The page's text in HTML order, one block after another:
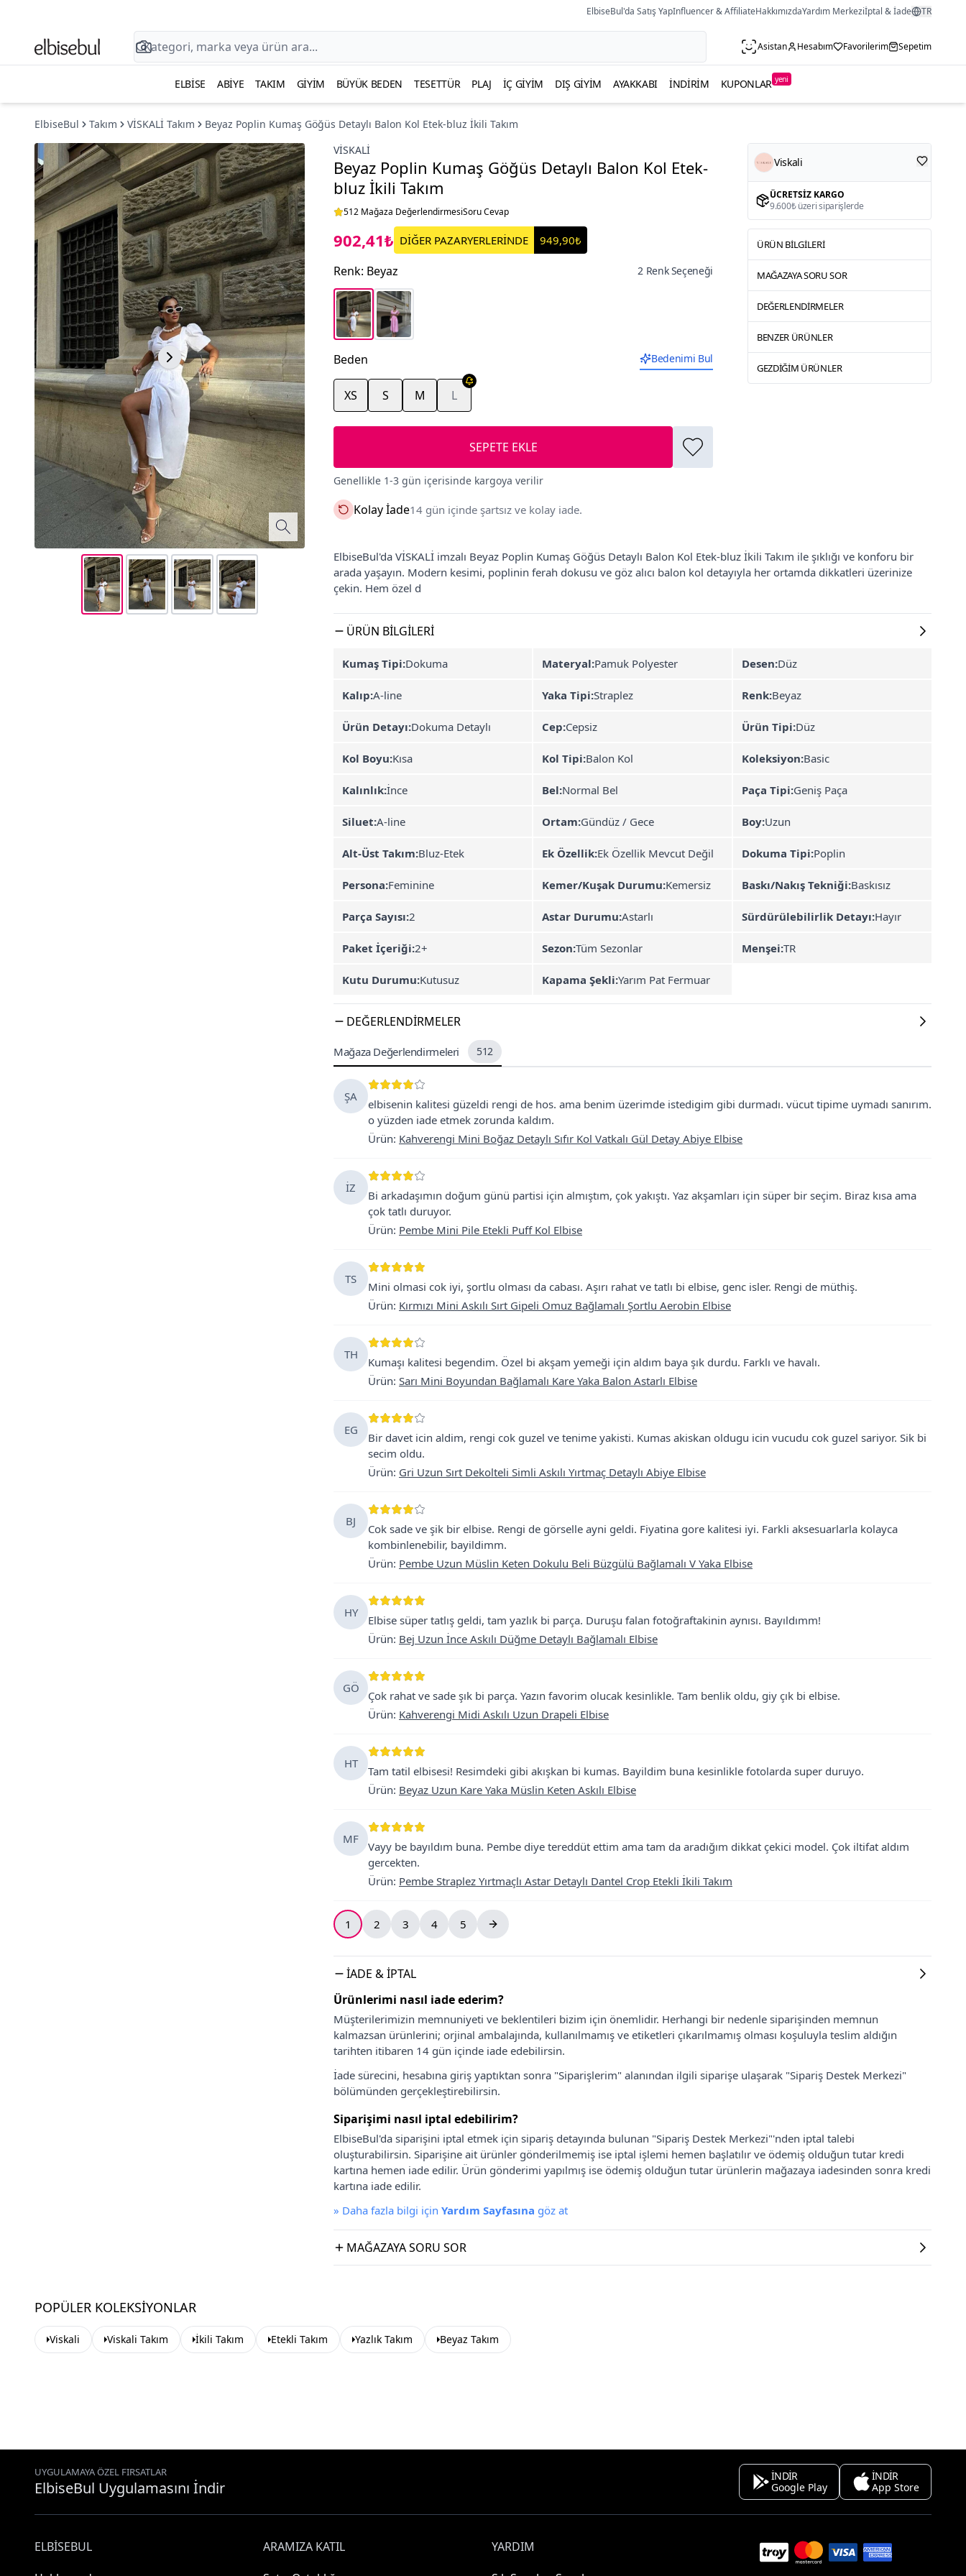
ElbiseBul'da Satış YapInfluencer & AffiliateHakkımızdaYardım Merkeziİptal & İade TR
Asistan Hesabım Favorilerim Sepetim
ELBISE ABIYE TAKIM GIYIM BÜYÜK BEDEN TESETTÜR PLAJ İÇ GIYIM DIŞ GIYIM AYAKKABI İNDIRIM KUPONLAR yeni
ElbiseBul Takım VİSKALİ Takım
Beyaz Poplin Kumaş Göğüs Detaylı Balon Kol Etek-bluz İkili Takım
VİSKALİ
Beyaz Poplin Kumaş Göğüs Detaylı Balon Kol Etek-
bluz İkili Takım
512 Mağaza DeğerlendirmesiSoru Cevap
902,41₺ DİĞER PAZARYERLERİNDE 949,90₺
Renk: Beyaz 2 Renk Seçeneği
Beden Bedenimi Bul
XS S M L
SEPETE EKLE
Genellikle 1-3 gün içerisinde kargoya verilir
Kolay İade14 gün içinde şartsız ve kolay iade.
Viskali
ÜCRETSIZ KARGO
9.600₺ üzeri siparişlerde
ÜRÜN BILGILERI
MAĞAZAYA SORU SOR
DEĞERLENDIRMELER
BENZER ÜRÜNLER
GEZDIĞIM ÜRÜNLER
ElbiseBul'da VİSKALİ imzalı Beyaz Poplin Kumaş Göğüs Detaylı Balon Kol Etek-bluz İkili Takım ile şıklığı ve konforu bir
arada yaşayın. Modern kesimi, poplinin ferah dokusu ve göz alıcı balon kol detayıyla her ortamda dikkatleri üzerinize
çekin. Hem özel d
ÜRÜN BILGILERI
Kumaş Tipi:Dokuma Materyal:Pamuk Polyester Desen:Düz
Kalıp:A-line Yaka Tipi:Straplez Renk:Beyaz
Ürün Detayı:Dokuma Detaylı Cep:Cepsiz Ürün Tipi:Düz
Kol Boyu:Kısa Kol Tipi:Balon Kol Koleksiyon:Basic
Kalınlık:İnce Bel:Normal Bel Paça Tipi:Geniş Paça
Siluet:A-line Ortam:Gündüz / Gece Boy:Uzun
Alt-Üst Takım:Bluz-Etek Ek Özellik:Ek Özellik Mevcut Değil Dokuma Tipi:Poplin
Persona:Feminine Kemer/Kuşak Durumu:Kemersiz Baskı/Nakış Tekniği:Baskısız
Parça Sayısı:2 Astar Durumu:Astarlı Sürdürülebilirlik Detayı:Hayır
Paket İçeriği:2+ Sezon:Tüm Sezonlar Menşei:TR
Kutu Durumu:Kutusuz Kapama Şekli:Yarım Pat Fermuar
DEĞERLENDIRMELER
Mağaza Değerlendirmeleri 512
ŞA
elbisenin kalitesi güzeldi rengi de hos. ama benim üzerimde istedigim gibi durmadı. vücut tipime uymadı sanırım.
o yüzden iade etmek zorunda kaldım.
Ürün: Kahverengi Mini Boğaz Detaylı Sıfır Kol Vatkalı Gül Detay Abiye Elbise
İZ
Bi arkadaşımın doğum günü partisi için almıştım, çok yakıştı. Yaz akşamları için süper bir seçim. Biraz kısa ama
çok tatlı duruyor.
Ürün: Pembe Mini Pile Etekli Puff Kol Elbise
TS
Mini olmasi cok iyi, şortlu olması da cabası. Aşırı rahat ve tatlı bi elbise, genc isler. Rengi de müthiş.
Ürün: Kırmızı Mini Askılı Sırt Gipeli Omuz Bağlamalı Şortlu Aerobin Elbise
TH
Kumaşı kalitesi begendim. Özel bi akşam yemeği için aldım baya şık durdu. Farklı ve havalı.
Ürün: Sarı Mini Boyundan Bağlamalı Kare Yaka Balon Astarlı Elbise
EG
Bir davet icin aldim, rengi cok guzel ve tenime yakisti. Kumas akiskan oldugu icin vucudu cok guzel sariyor. Sik bi
secim oldu.
Ürün: Gri Uzun Sırt Dekolteli Simli Askılı Yırtmaç Detaylı Abiye Elbise
BJ
Cok sade ve şik bir elbise. Rengi de görselle ayni geldi. Fiyatina gore kalitesi iyi. Farkli aksesuarlarla kolayca
kombinlenebilir, bayildimm.
Ürün: Pembe Uzun Müslin Keten Dokulu Beli Büzgülü Bağlamalı V Yaka Elbise
HY
Elbise süper tatlış geldi, tam yazlık bi parça. Duruşu falan fotoğraftakinin aynısı. Bayıldımm!
Ürün: Bej Uzun İnce Askılı Düğme Detaylı Bağlamalı Elbise
GÖ
Çok rahat ve sade şık bi parça. Yazın favorim olucak kesinlikle. Tam benlik oldu, giy çık bi elbise.
Ürün: Kahverengi Midi Askılı Uzun Drapeli Elbise
HT
Tam tatil elbisesi! Resimdeki gibi akışkan bi kumas. Bayildim buna kesinlikle fotolarda super duruyo.
Ürün: Beyaz Uzun Kare Yaka Müslin Keten Askılı Elbise
MF
Vayy be bayıldım buna. Pembe diye tereddüt ettim ama tam da aradığım dikkat çekici model. Çok iltifat aldım
gercekten.
Ürün: Pembe Straplez Yırtmaçlı Astar Detaylı Dantel Crop Etekli İkili Takım
1 2 3 4 5
İADE & İPTAL
Ürünlerimi nasıl iade ederim?
Müşterilerimizin memnuniyeti ve beklentileri bizim için önemlidir. Herhangi bir nedenle siparişinden memnun
kalmazsan ürünlerini; orjinal ambalajında, kullanılmamış ve etiketleri çıkarılmamış olması koşuluyla teslim aldığın
tarihten itibaren 14 gün içinde iade edebilirsin.
İade sürecini, hesabına giriş yaptıktan sonra "Siparişlerim" alanından ilgili siparişe ulaşarak "Sipariş Destek Merkezi"
bölümünden gerçekleştirebilirsin.
Siparişimi nasıl iptal edebilirim?
ElbiseBul'da siparişini iptal etmek için sipariş detayında bulunan "Sipariş Destek Merkezi"'nden iptal talebi
oluşturabilirsin. Siparişine ait ürünler gönderilmemiş ise iptal işlemi hemen başlatılır ve ödemiş olduğun tutar kredi
kartına hemen iade edilir. Ürün gönderimi yapılmış ise ödemiş olduğun tutar ürünlerin mağazaya iadesinden sonra kredi
kartına iade edilir.
» Daha fazla bilgi için Yardım Sayfasına göz at
MAĞAZAYA SORU SOR
POPÜLER KOLEKSIYONLAR
Viskali Viskali Takım İkili Takım Etekli Takım Yazlık Takım Beyaz Takım
UYGULAMAYA ÖZEL FIRSATLAR
ElbiseBul Uygulamasını İndir
İNDİR
Google Play
İNDİR
App Store
ELBISEBUL
ARAMIZA KATIL
YARDIM